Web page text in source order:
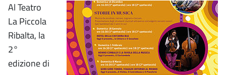
Al Teatro
La Piccola
Ribalta, la
2°
edizione di